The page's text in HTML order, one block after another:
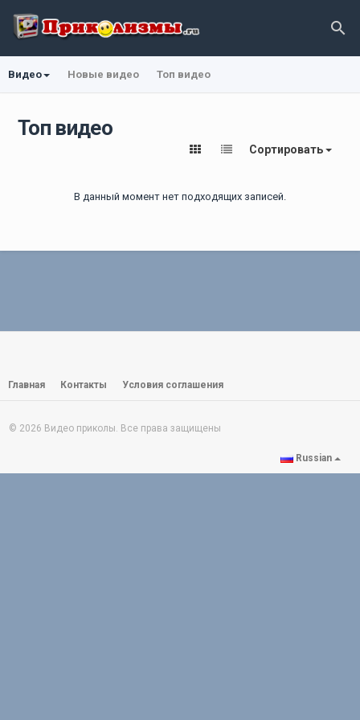
Видео Новые видео Топ видео
Топ видео
Сортировать
В данный момент нет подходящих записей.
Главная Контакты Условия соглашения
© 2026 Видео приколы. Все права защищены
Russian